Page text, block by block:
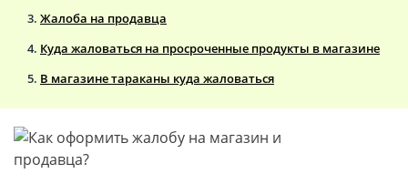
Жалоба на продавца
Куда жаловаться на просроченные продукты в магазине
В магазине тараканы куда жаловаться